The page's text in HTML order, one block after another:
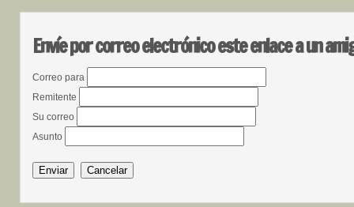
Envíe por correo electrónico este enlace a un
Correo para
Remitente
Su correo
Asunto
Enviar Cancelar